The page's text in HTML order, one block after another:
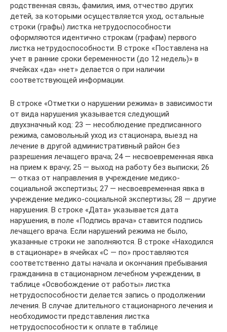
родственная связь, фамилия, имя, отчество других
детей, за которыми осуществляется уход, остальные
строки (графы) листка нетрудоспособности
оформляются идентично строкам (графам) первого
листка нетрудоспособности. В строке «Поставлена на
учет в ранние сроки беременности (до 12 недель)» в
ячейках «да» «нет» делается о при наличии
соответствующей информации.
В строке «Отметки о нарушении режима» в зависимости
от вида нарушения указывается следующий
двухзначный код: 23 — несоблюдение предписанного
режима, самовольный уход из стационара, выезд на
лечение в другой административный район без
разрешения лечащего врача; 24 — несвоевременная явка
на прием к врачу; 25 — выход на работу без выписки; 26
— отказ от направления в учреждение медико-
социальной экспертизы; 27 — несвоевременная явка в
учреждение медико-социальной экспертизы; 28 — другие
нарушения. В строке «Дата» указывается дата
нарушения, в поле «Подпись врача» ставится подпись
лечащего врача. Если нарушений режима не было,
указанные строки не заполняются. В строке «Находился
в стационаре» в ячейках «С — по» проставляются
соответственно даты начала и окончания пребывания
гражданина в стационарном лечебном учреждении, в
таблице «Освобождение от работы» листка
нетрудоспособности делается запись о продолжении
лечения. В случае длительного стационарного лечения и
необходимости представления листка
нетрудоспособности к оплате в таблице